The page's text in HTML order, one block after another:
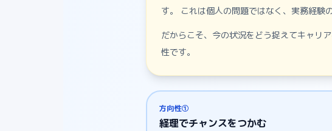
す。 これは個人の問題ではなく、実務経験
だからこそ、今の状況をどう捉えてキャリ
性です。
方向性①
経理でチャンスをつかむ